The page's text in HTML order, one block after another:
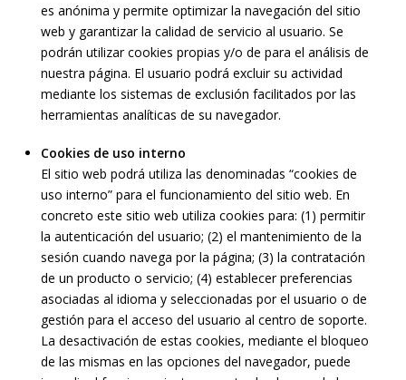
es anónima y permite optimizar la navegación del sitio
web y garantizar la calidad de servicio al usuario. Se
podrán utilizar cookies propias y/o de para el análisis de
nuestra página. El usuario podrá excluir su actividad
mediante los sistemas de exclusión facilitados por las
herramientas analíticas de su navegador.
Cookies de uso interno
El sitio web podrá utiliza las denominadas “cookies de
uso interno” para el funcionamiento del sitio web. En
concreto este sitio web utiliza cookies para: (1) permitir
la autenticación del usuario; (2) el mantenimiento de la
sesión cuando navega por la página; (3) la contratación
de un producto o servicio; (4) establecer preferencias
asociadas al idioma y seleccionadas por el usuario o de
gestión para el acceso del usuario al centro de soporte.
La desactivación de estas cookies, mediante el bloqueo
de las mismas en las opciones del navegador, puede